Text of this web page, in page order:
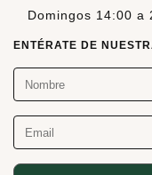
Domingos 14:00 a
ENTÉRATE DE